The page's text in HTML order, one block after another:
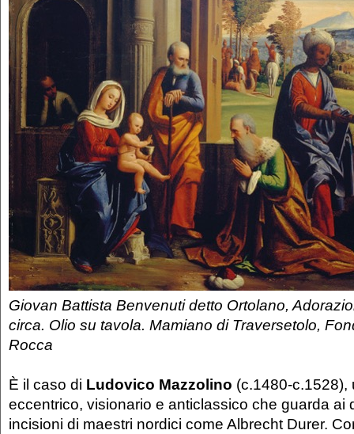
Giovan Battista Benvenuti detto Ortolano,
circa. Olio su tavola. Mamiano di Traversetolo,
Rocca
È il caso di Ludovico Mazzolino (c.1480-c.1528),
eccentrico, visionario e anticlassico che guarda ai
incisioni di maestri nordici come Albrecht Durer.